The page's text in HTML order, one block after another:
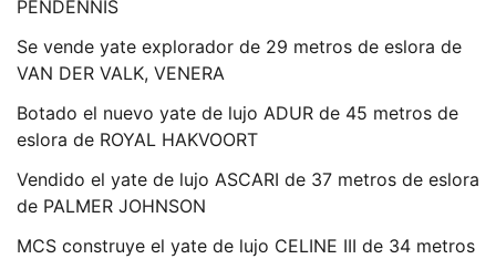
PENDENNIS
Se vende yate explorador de 29 metros de eslora de
VAN DER VALK, VENERA
Botado el nuevo yate de lujo ADUR de 45 metros de
eslora de ROYAL HAKVOORT
Vendido el yate de lujo ASCARI de 37 metros de eslora
de PALMER JOHNSON
MCS construye el yate de lujo CELINE III de 34 metros